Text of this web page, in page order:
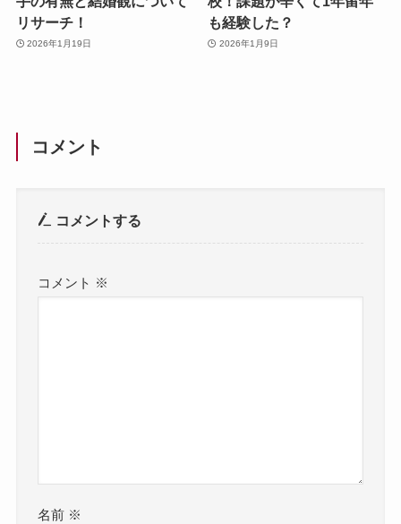
リサーチ！
2026年1月19日
も経験した？
2026年1月9日
コメント
コメントする
コメント ※
名前 ※